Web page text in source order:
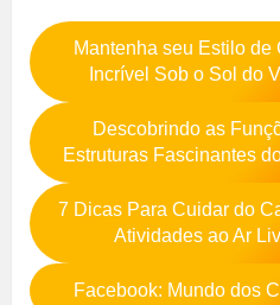
Mantenha seu Estilo de
Incrível Sob o Sol do
Descobrindo as
Estruturas Fascinantes
7 Dicas Para Cuidar do
Atividades ao Ar
Facebook: Mundo dos